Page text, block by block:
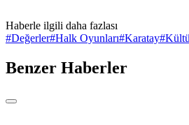
Haberle ilgili daha fazlası
#Değerler#Halk Oyunları#Karatay#
Benzer Haberler